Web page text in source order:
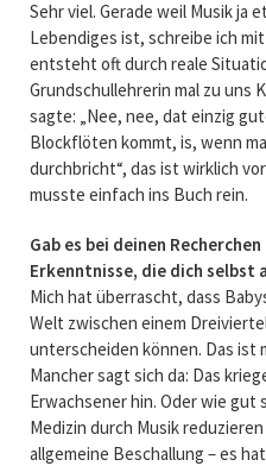
Sehr viel. Gerade weil Musik ja
Lebendiges ist, schreibe ich
entsteht oft durch reale
Grundschullehrerin mal zu uns
sagte: „Nee, nee, dat einzig
Blockflöten kommt, is, wenn
durchbricht“, das ist wirklich
musste einfach ins Buch rein.
Gab es bei deinen
Erkenntnisse, die dich selbst
Mich hat überrascht, dass
Welt zwischen einem
unterscheiden können. Das ist
Mancher sagt sich da: Das
Erwachsener hin. Oder wie gut
Medizin durch Musik
allgemeine Beschallung – es